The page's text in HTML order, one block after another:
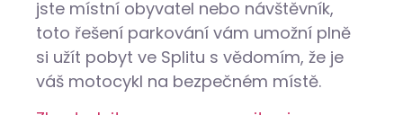
jste místní obyvatel nebo návštěvník,
toto řešení parkování vám umožní plně
si užít pobyt ve Splitu s vědomím, že je
váš motocykl na bezpečném místě.